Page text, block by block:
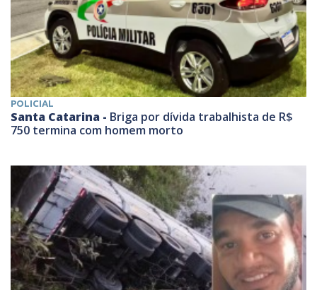
POLICIAL
Santa Catarina - Briga por dívida trabalhista de R$
750 termina com homem morto